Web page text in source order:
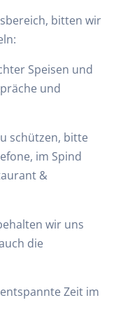
bitten wir
Speisen und
und
schützen, bitte
im Spind
&
wir uns
die
Zeit im